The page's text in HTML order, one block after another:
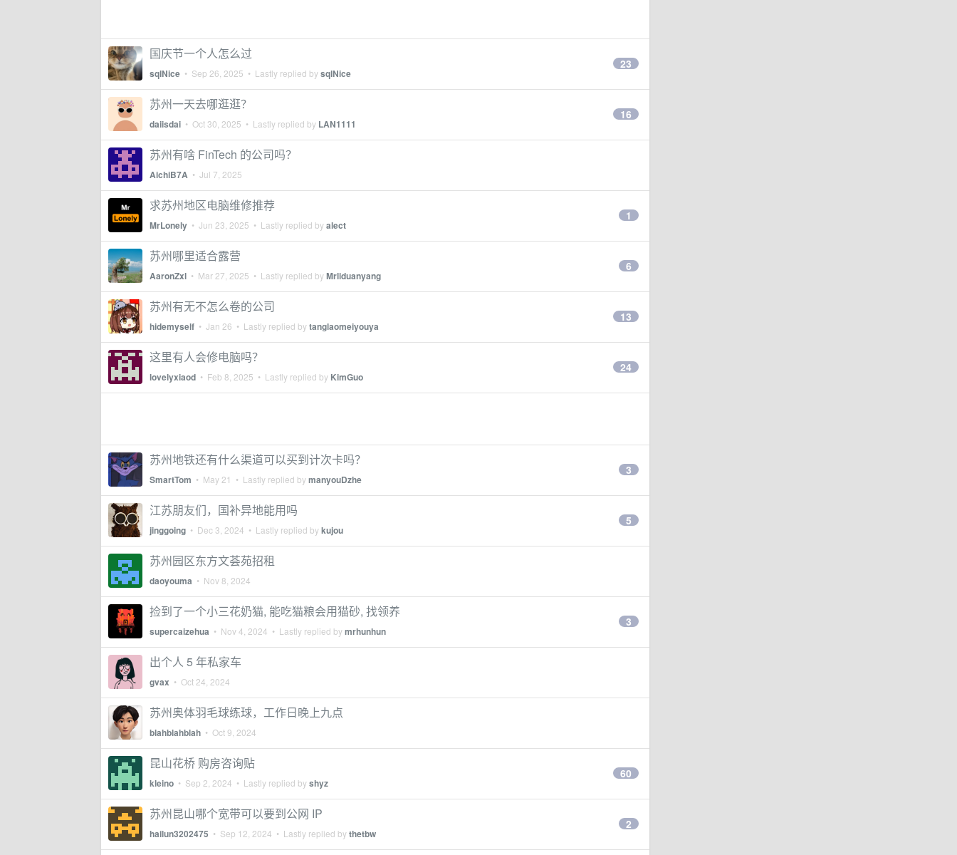
国庆节一个人怎么过
sqlNice • Sep 26, 2025 • Lastly replied bysqlNice
23
苏州一天去哪逛逛？
daiisdai • Oct 30, 2025 • Lastly replied by LAN1111
16
苏州有啥 FinTech 的公司吗？
AichiB7A • Jul 7, 2025
求苏州地区电脑维修推荐
MrLonely • Jun 23, 2025 • Lastly replied byalect
1
苏州哪里适合露营
AaronZxl • Mar 27, 2025 • Lastly replied byMrliduanyang
6
苏州有无不怎么卷的公司
hidemyself • Jan 26 • Lastly replied bytanglaomeiyouya
13
这里有人会修电脑吗？
lovelyxiaod • Feb 8, 2025 • Lastly replied by KimGuo
24
苏州地铁还有什么渠道可以买到计次卡吗？
SmartTom • May 21 • Lastly replied bymanyouDzhe
3
江苏朋友们，国补异地能用吗
jinggoing • Dec 3, 2024 • Lastly replied bykujou
5
苏州园区东方文荟苑招租
daoyouma • Nov 8, 2024
捡到了一个小三花奶猫, 能吃猫粮会用猫砂, 找领养
supercaizehua • Nov 4, 2024 • Lastly replied bymrhunhun
3
出个人 5 年私家车
gvax • Oct 24, 2024
苏州奥体羽毛球练球，工作日晚上九点
blahblahblah • Oct 9, 2024
昆山花桥 购房咨询贴
kleino • Sep 2, 2024 • Lastly replied byshyz
60
苏州昆山哪个宽带可以要到公网 IP
hailun3202475 • Sep 12, 2024 • Lastly replied bythetbw
2